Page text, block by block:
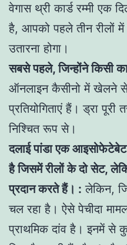
वेगास थ्री कार्ड रम्मी एक
है, आपको पहले तीन रीलों में
उतारना होगा।
सबसे पहले, जिन्होंने किसी
ऑनलाइन कैसीनो में खेलने
प्रतियोगिताएं हैं। ड्रा
निश्चित रूप से।
दलाई पांडा एक आइसोफेटेबेट
है जिसमें रीलों के दो सेट,
प्रदान करते हैं। : लेकिन,
चल रहा है। ऐसे पेचीदा
प्राथमिक दांव है। इनमें